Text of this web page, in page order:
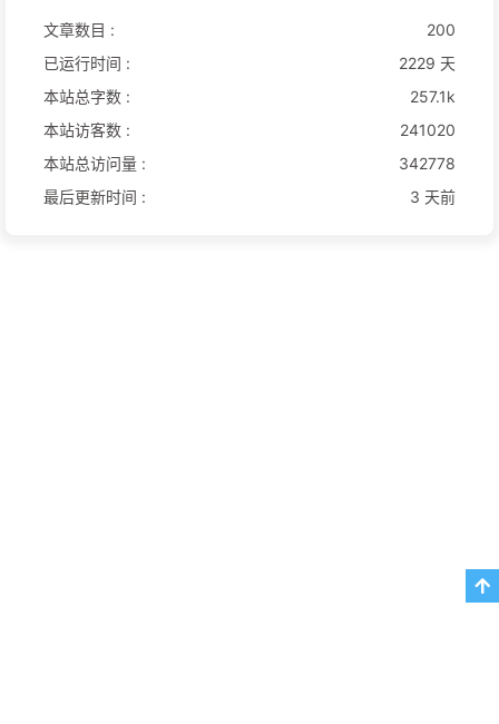
文章数目 :
200
已运行时间 :
2229 天
本站总字数 :
257.1k
本站访客数 :
241020
本站总访问量 :
342778
最后更新时间 :
3 天前